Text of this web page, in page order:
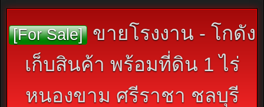
สินค้าทั่วไป ไม่มีหมวดหมู่
[For Sale] ขายโรงงาน - โกดัง
เก็บสินค้า พร้อมที่ดิน 1 ไร่
หนองขาม ศรีราชา ชลบุรี